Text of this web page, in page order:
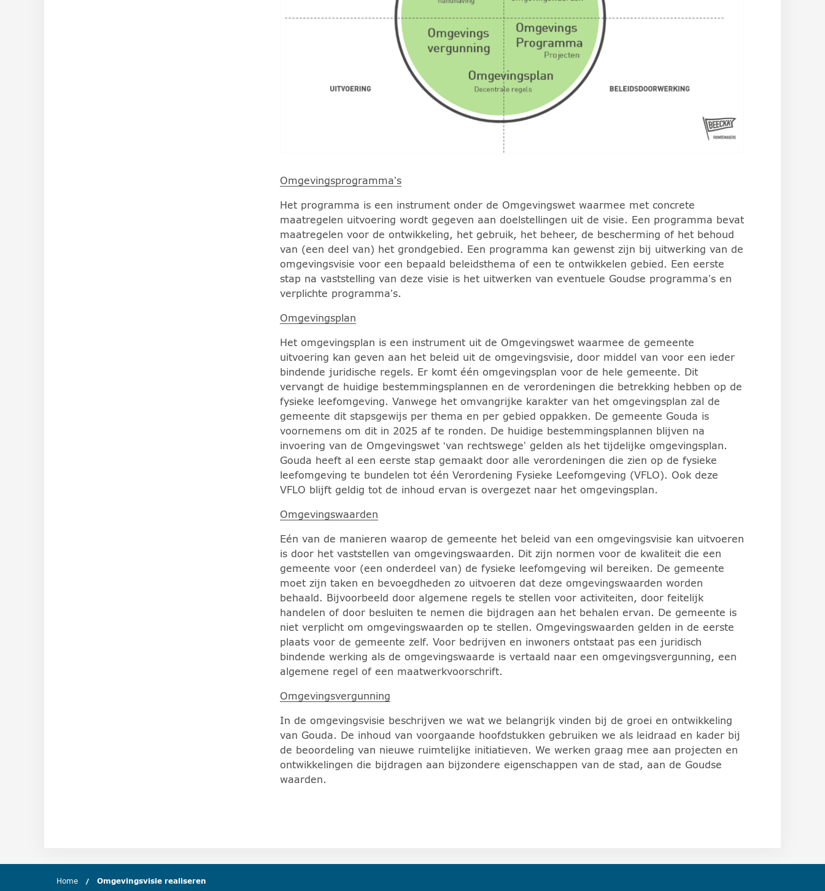
Omgevingsprogramma’s
Het programma is een instrument onder de Omgevingswet waarmee met concrete
maatregelen uitvoering wordt gegeven aan doelstellingen uit de visie. Een programma bevat
maatregelen voor de ontwikkeling, het gebruik, het beheer, de bescherming of het behoud
van (een deel van) het grondgebied. Een programma kan gewenst zijn bij uitwerking van de
omgevingsvisie voor een bepaald beleidsthema of een te ontwikkelen gebied. Een eerste
stap na vaststelling van deze visie is het uitwerken van eventuele Goudse programma’s en
verplichte programma’s.
Omgevingsplan
Het omgevingsplan is een instrument uit de Omgevingswet waarmee de gemeente
uitvoering kan geven aan het beleid uit de omgevingsvisie, door middel van voor een ieder
bindende juridische regels. Er komt één omgevingsplan voor de hele gemeente. Dit
vervangt de huidige bestemmingsplannen en de verordeningen die betrekking hebben op de
fysieke leefomgeving. Vanwege het omvangrijke karakter van het omgevingsplan zal de
gemeente dit stapsgewijs per thema en per gebied oppakken. De gemeente Gouda is
voornemens om dit in 2025 af te ronden. De huidige bestemmingsplannen blijven na
invoering van de Omgevingswet ‘van rechtswege’ gelden als het tijdelijke omgevingsplan.
Gouda heeft al een eerste stap gemaakt door alle verordeningen die zien op de fysieke
leefomgeving te bundelen tot één Verordening Fysieke Leefomgeving (VFLO). Ook deze
VFLO blijft geldig tot de inhoud ervan is overgezet naar het omgevingsplan.
Omgevingswaarden
Eén van de manieren waarop de gemeente het beleid van een omgevingsvisie kan uitvoeren
is door het vaststellen van omgevingswaarden. Dit zijn normen voor de kwaliteit die een
gemeente voor (een onderdeel van) de fysieke leefomgeving wil bereiken. De gemeente
moet zijn taken en bevoegdheden zo uitvoeren dat deze omgevingswaarden worden
behaald. Bijvoorbeeld door algemene regels te stellen voor activiteiten, door feitelijk
handelen of door besluiten te nemen die bijdragen aan het behalen ervan. De gemeente is
niet verplicht om omgevingswaarden op te stellen. Omgevingswaarden gelden in de eerste
plaats voor de gemeente zelf. Voor bedrijven en inwoners ontstaat pas een juridisch
bindende werking als de omgevingswaarde is vertaald naar een omgevingsvergunning, een
algemene regel of een maatwerkvoorschrift.
Omgevingsvergunning
In de omgevingsvisie beschrijven we wat we belangrijk vinden bij de groei en ontwikkeling
van Gouda. De inhoud van voorgaande hoofdstukken gebruiken we als leidraad en kader bij
de beoordeling van nieuwe ruimtelijke initiatieven. We werken graag mee aan projecten en
ontwikkelingen die bijdragen aan bijzondere eigenschappen van de stad, aan de Goudse
waarden.
Home Omgevingsvisie realiseren